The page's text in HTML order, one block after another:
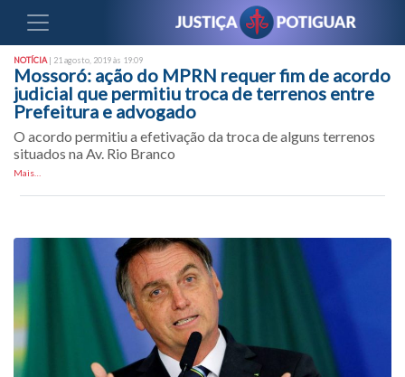
NOTÍCIA | 21 agosto, 2019 às 19:09
Mossoró: ação do MPRN requer fim de acordo
judicial que permitiu troca de terrenos entre
Prefeitura e advogado
O acordo permitiu a efetivação da troca de alguns terrenos
situados na Av. Rio Branco
Mais…